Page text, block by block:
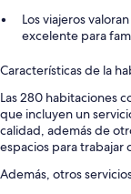
Los viajeros
excelente para
Características de la
Las 280 habitaciones
que incluyen un
calidad, además de
espacios para
Además, otros